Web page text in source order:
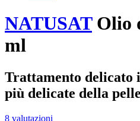
NATUSATOlio
ml
Trattamento delicato
più delicate della pelle
8 valutazioni